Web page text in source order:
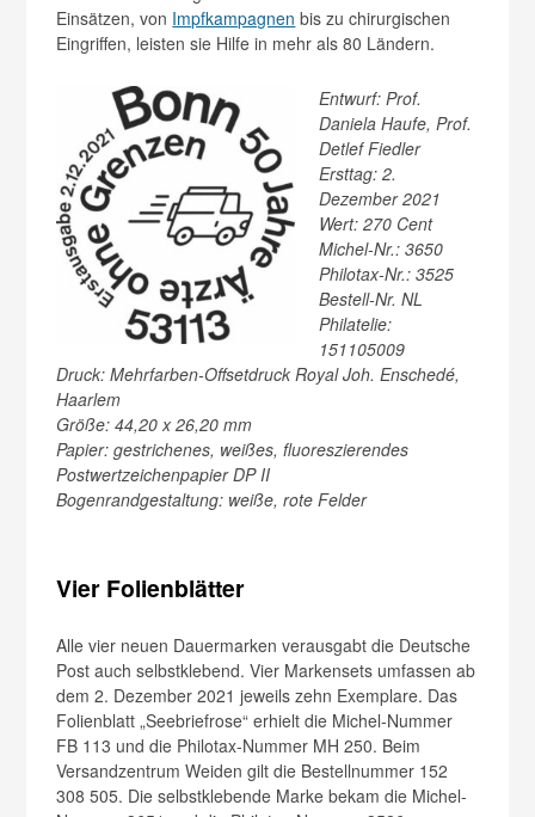
Einsätzen, von Impfkampagnen bis zu chirurgischen
Eingriffen, leisten sie Hilfe in mehr als 80 Ländern.
Entwurf: Prof.
Daniela Haufe, Prof.
Detlef Fiedler
Ersttag: 2.
Dezember 2021
Wert: 270 Cent
Michel-Nr.: 3650
Philotax-Nr.: 3525
Bestell-Nr. NL
Philatelie:
151105009
Druck: Mehrfarben-Offsetdruck Royal Joh. Enschedé,
Haarlem
Größe: 44,20 x 26,20 mm
Papier: gestrichenes, weißes, fluoreszierendes
Postwertzeichenpapier DP II
Bogenrandgestaltung: weiße, rote Felder
Vier Folienblätter
Alle vier neuen Dauermarken verausgabt die Deutsche
Post auch selbstklebend. Vier Markensets umfassen ab
dem 2. Dezember 2021 jeweils zehn Exemplare. Das
Folienblatt „Seebriefrose“ erhielt die Michel-Nummer
FB 113 und die Philotax-Nummer MH 250. Beim
Versandzentrum Weiden gilt die Bestellnummer 152
308 505. Die selbstklebende Marke bekam die Michel-